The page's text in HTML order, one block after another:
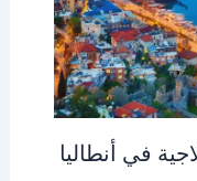
في أنطاليا